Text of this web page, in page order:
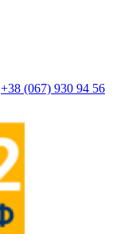
+38 (067) 930 94 56